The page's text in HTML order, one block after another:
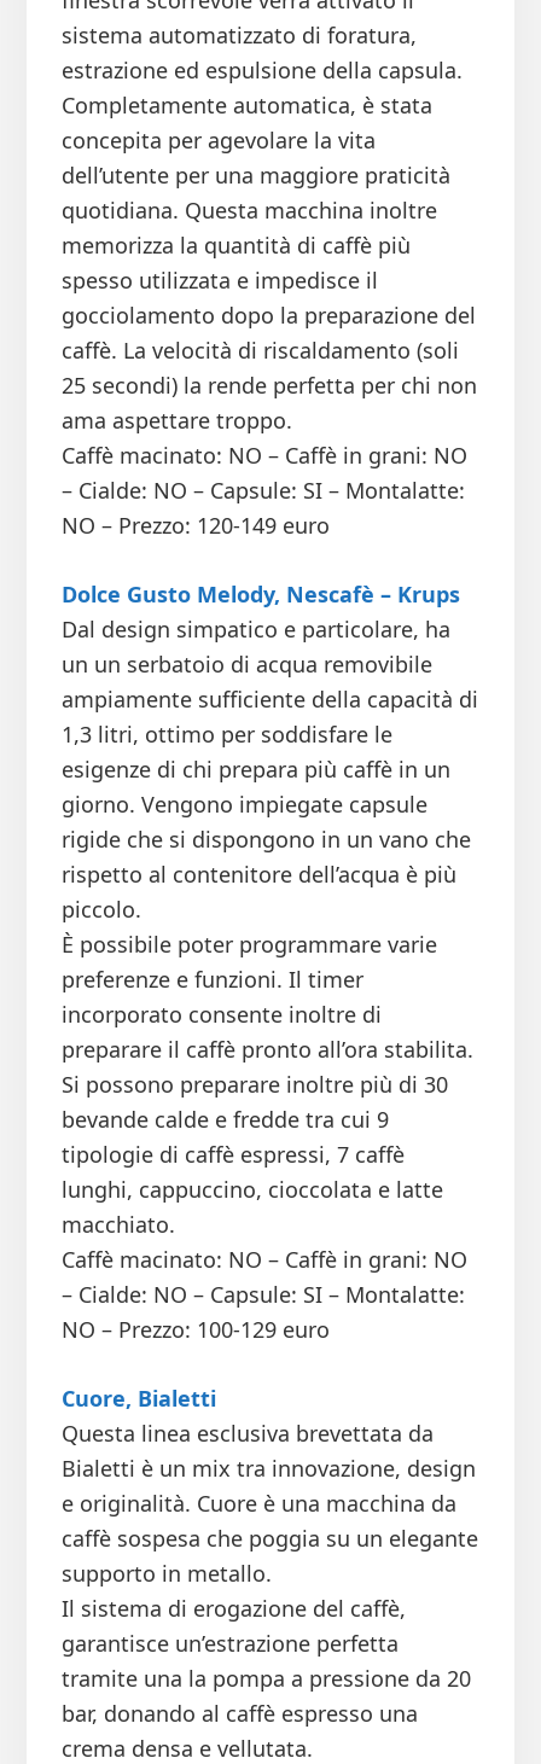
sistema automatizzato di foratura,
estrazione ed espulsione della capsula.
Completamente automatica, è stata
concepita per agevolare la vita
dell’utente per una maggiore praticità
quotidiana. Questa macchina inoltre
memorizza la quantità di caffè più
spesso utilizzata e impedisce il
gocciolamento dopo la preparazione del
caffè. La velocità di riscaldamento (soli
25 secondi) la rende perfetta per chi non
ama aspettare troppo.
Caffè macinato: NO – Caffè in grani: NO
– Cialde: NO – Capsule: SI – Montalatte:
NO – Prezzo: 120-149 euro
Dolce Gusto Melody, Nescafè – Krups
Dal design simpatico e particolare, ha
un un serbatoio di acqua removibile
ampiamente sufficiente della capacità di
1,3 litri, ottimo per soddisfare le
esigenze di chi prepara più caffè in un
giorno. Vengono impiegate capsule
rigide che si dispongono in un vano che
rispetto al contenitore dell’acqua è più
piccolo.
È possibile poter programmare varie
preferenze e funzioni. Il timer
incorporato consente inoltre di
preparare il caffè pronto all’ora stabilita.
Si possono preparare inoltre più di 30
bevande calde e fredde tra cui 9
tipologie di caffè espressi, 7 caffè
lunghi, cappuccino, cioccolata e latte
macchiato.
Caffè macinato: NO – Caffè in grani: NO
– Cialde: NO – Capsule: SI – Montalatte:
NO – Prezzo: 100-129 euro
Cuore, Bialetti
Questa linea esclusiva brevettata da
Bialetti è un mix tra innovazione, design
e originalità. Cuore è una macchina da
caffè sospesa che poggia su un elegante
supporto in metallo.
Il sistema di erogazione del caffè,
garantisce un’estrazione perfetta
tramite una la pompa a pressione da 20
bar, donando al caffè espresso una
crema densa e vellutata.